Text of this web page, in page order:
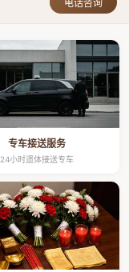
电话咨询
专车接送服务
24小时遗体接送专车